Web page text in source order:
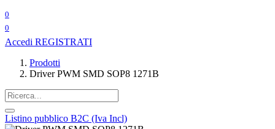
0
0
Accedi REGISTRATI
Prodotti
Driver PWM SMD SOP8 1271B
Listino pubblico B2C (Iva Incl)